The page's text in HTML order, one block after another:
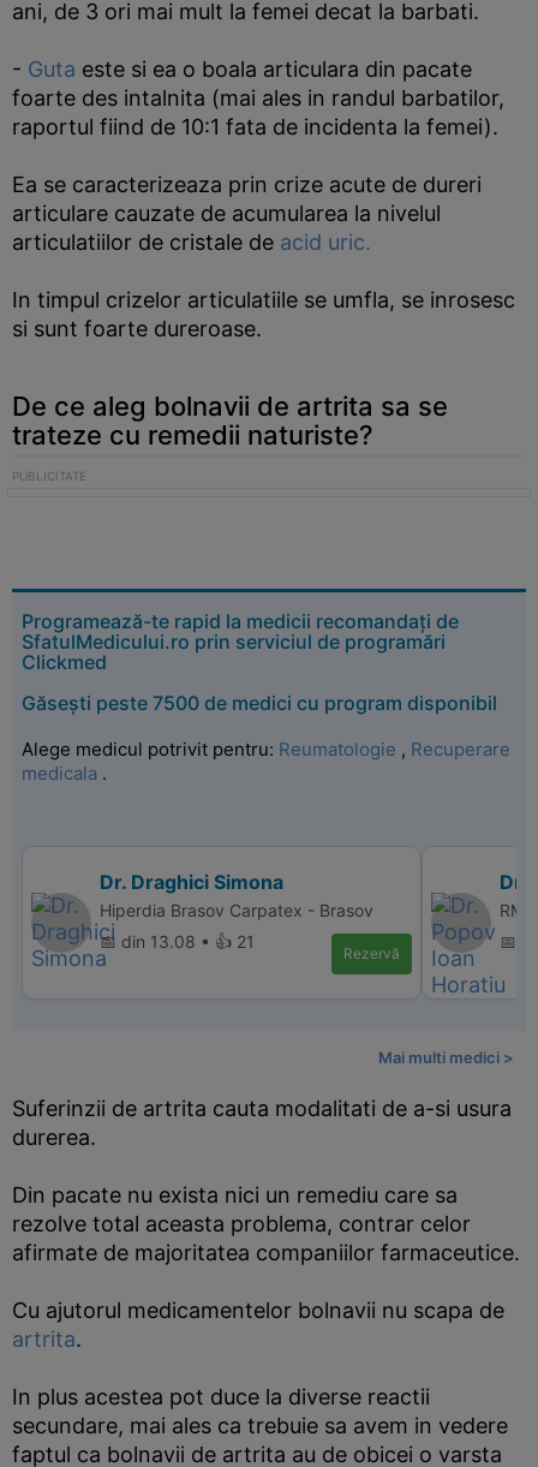
ani, de 3 ori mai mult la femei decat la barbati.
- Guta este si ea o boala articulara din pacate
foarte des intalnita (mai ales in randul barbatilor,
raportul fiind de 10:1 fata de incidenta la femei).
Ea se caracterizeaza prin crize acute de dureri
articulare cauzate de acumularea la nivelul
articulatiilor de cristale de acid uric.
In timpul crizelor articulatiile se umfla, se inrosesc
si sunt foarte dureroase.
De ce aleg bolnavii de artrita sa se
trateze cu remedii naturiste?
Programează-te rapid la medicii recomandați de
SfatulMedicului.ro prin serviciul de programări
Clickmed
Găsești peste 7500 de medici cu program disponibil
Alege medicul potrivit pentru: Reumatologie , Recuperare
medicala .
Dr. Draghici Simona
Hiperdia Brasov Carpatex - Brasov
📅 din 13.08 • 👍 21
Rezervă
Dr.
📅
Mai multi medici >
Suferinzii de artrita cauta modalitati de a-si usura
durerea.
Din pacate nu exista nici un remediu care sa
rezolve total aceasta problema, contrar celor
afirmate de majoritatea companiilor farmaceutice.
Cu ajutorul medicamentelor bolnavii nu scapa de
artrita.
In plus acestea pot duce la diverse reactii
secundare, mai ales ca trebuie sa avem in vedere
faptul ca bolnavii de artrita au de obicei o varsta